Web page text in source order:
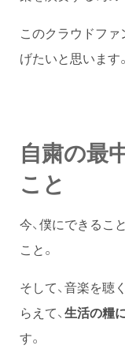
このクラウドフ
げたいと思います。
自粛の最
こと
今、僕にできるこ
こと。
そして、音楽を聴
らえて、生活の糧
す。